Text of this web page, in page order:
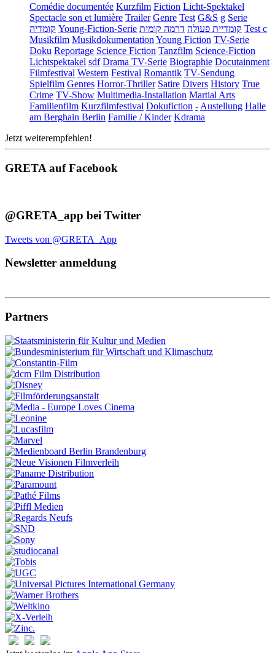
Comédie documentée Kurzfilm Fiction Licht-Spektakel
Spectacle son et lumière Trailer Genre Test G&S g Serie
קומדיה Young-Fiction-Serie קומדיית פעולה דרמה קומית
Test c
Musikfilm Musikdokumentation Young Fiction TV-Serie
Doku Reportage Science Fiction Tanzfilm Science-Fiction
Lichtspektakel sdf Drama TV-Serie Biographie Docutainment
Filmfestival Western Festival Romantik TV-Sendung
Spielfilm Genres Horror-Thriller Satire Divers History True
Crime TV-Show Multimedia-Installation Martial Arts
Familienfilm Kurzfilmfestival Dokufiction - Austellung Halle
am Berghain Berlin Familie / Kinder Kdrama
Jetzt weiterempfehlen!
GRETA auf Facebook
@GRETA_app bei Twitter
Tweets von @GRETA_App
Newsletter anmeldung
Partners